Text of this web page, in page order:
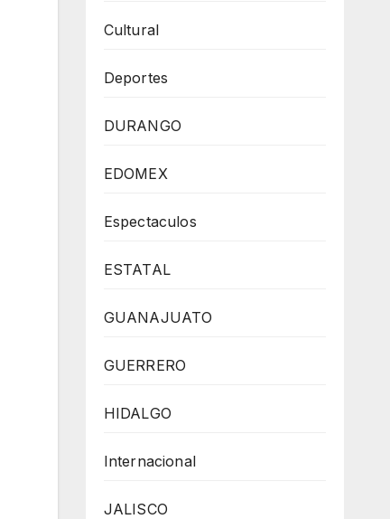
Cultural
Deportes
DURANGO
EDOMEX
Espectaculos
ESTATAL
GUANAJUATO
GUERRERO
HIDALGO
Internacional
JALISCO